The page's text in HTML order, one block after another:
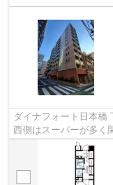
ダイナフォート日本橋 下町感が残る風情溢れる街並みが魅力の浜町エリア。
西側はスーパーが多く